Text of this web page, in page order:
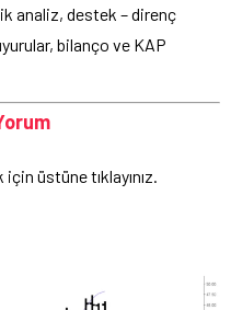
analiz, destek – direnç
bilanço ve KAP
üstüne tıklayınız.